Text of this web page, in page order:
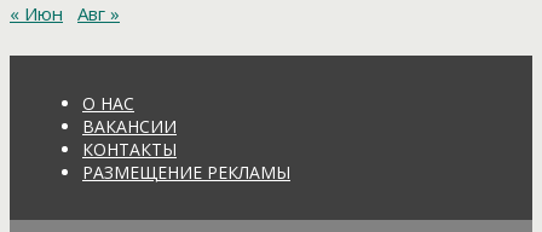
« Июн
Авг »
О НАС
ВАКАНСИИ
КОНТАКТЫ
РАЗМЕЩЕНИЕ РЕКЛАМЫ